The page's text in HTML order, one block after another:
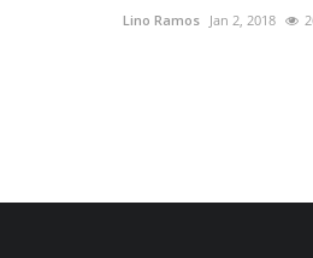
Lino Ramos Jan 2, 2018
Revista Descla